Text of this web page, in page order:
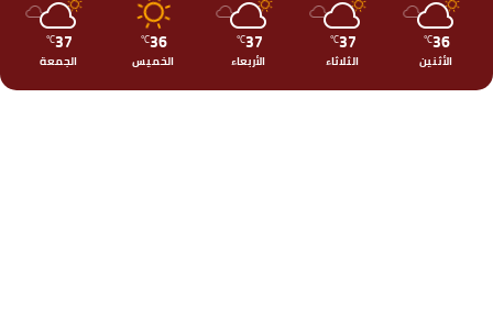
36
℃
الأثنين
37
℃
الثلاثاء
37
℃
الأربعاء
36
℃
الخميس
37
℃
الجمعة